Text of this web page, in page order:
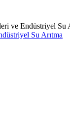
ve Endüstriyel Su